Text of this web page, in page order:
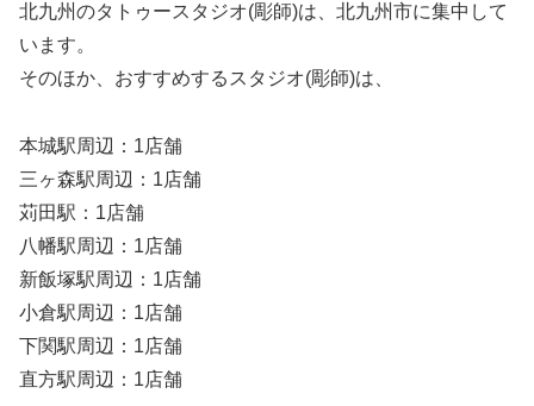
北九州のタトゥースタジオ(彫師)は、北九州市に集中して
います。
そのほか、おすすめするスタジオ(彫師)は、
本城駅周辺：1店舗
三ヶ森駅周辺：1店舗
苅田駅：1店舗
八幡駅周辺：1店舗
新飯塚駅周辺：1店舗
小倉駅周辺：1店舗
下関駅周辺：1店舗
直方駅周辺：1店舗